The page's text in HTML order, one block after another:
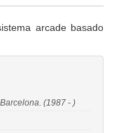
arcade basado
(1987 - )